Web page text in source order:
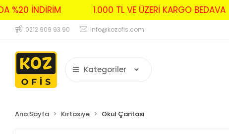
%20 İNDİRİM 1.000 TL VE ÜZERİ KARGO BEDAVA
0212 909 93 90 info@kozofis.com
Kategoriler
Ana Sayfa Kırtasiye Okul Çantası